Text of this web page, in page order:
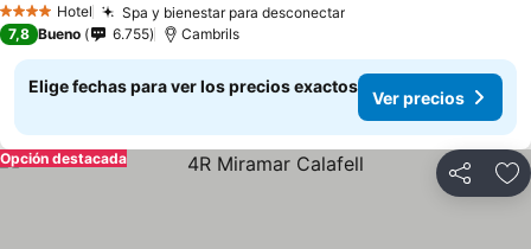
4 EstrellasHotel Spa y bienestar para desconectar
7,8 Bueno 6.755 Cambrils
Elige fechas para ver los precios exactos
Ver precios
Compartir
Opción destacada